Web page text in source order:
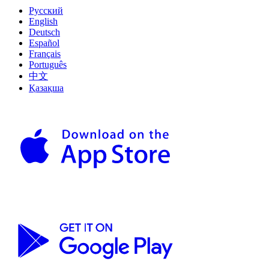
Русский
English
Deutsch
Español
Français
Português
中文
Қазақша